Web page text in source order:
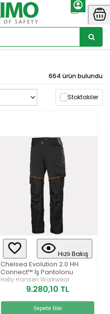
664 ürün bulundu
Stoktakiler
Hızlı Bakış
Chelsea Evolution 2.0 HH
Connect™ İş Pantolonu
Helly Hansen Workwear
9.280,10 TL
Sepete Ekle